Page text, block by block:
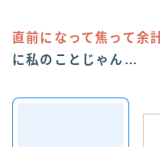
直前になって焦って余
に私のことじゃん…